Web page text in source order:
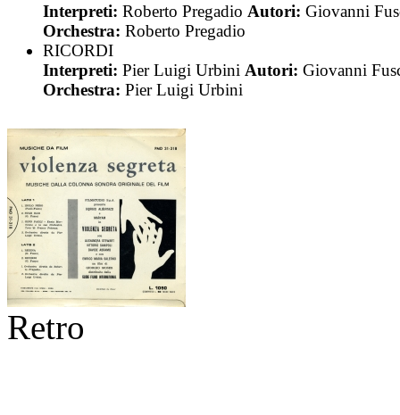
Interpreti: Roberto Pregadio Autori: Giovanni
Orchestra: Roberto Pregadio
RICORDI
Interpreti: Pier Luigi Urbini Autori: Giovanni
Orchestra: Pier Luigi Urbini
Retro